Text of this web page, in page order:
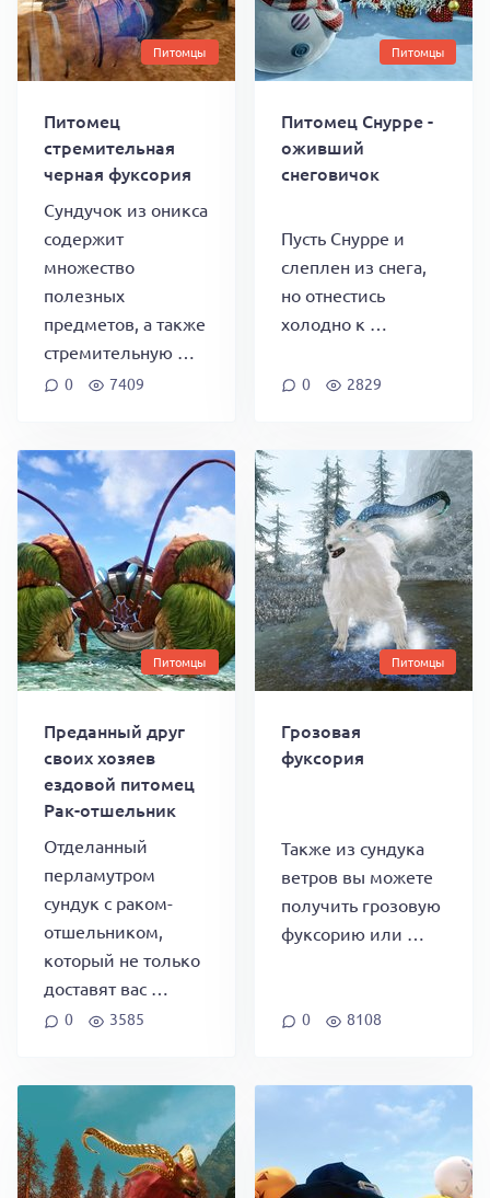
Питомцы
Питомец
стремительная
черная фуксория
Сундучок из оникса
содержит
множество
полезных
предметов, а также
стремительную …
0 7409
Питомцы
Питомец Снурре -
оживший
снеговичок
Пусть Снурре и
слеплен из снега,
но отнестись
холодно к …
0 2829
Питомцы
Преданный друг
своих хозяев
ездовой питомец
Рак-отшельник
Отделанный
перламутром
сундук с раком-
отшельником,
который не только
доставят вас …
0 3585
Питомцы
Грозовая
фуксория
Также из сундука
ветров вы можете
получить грозовую
фуксорию или …
0 8108